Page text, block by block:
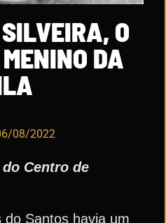
O
DA
08/2022
Centro de
Santos havia um